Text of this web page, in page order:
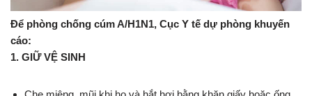
Để phòng chống cúm A/H1N1, Cục Y tế dự phòng khuyến
cáo:
1. GIỮ VỆ SINH